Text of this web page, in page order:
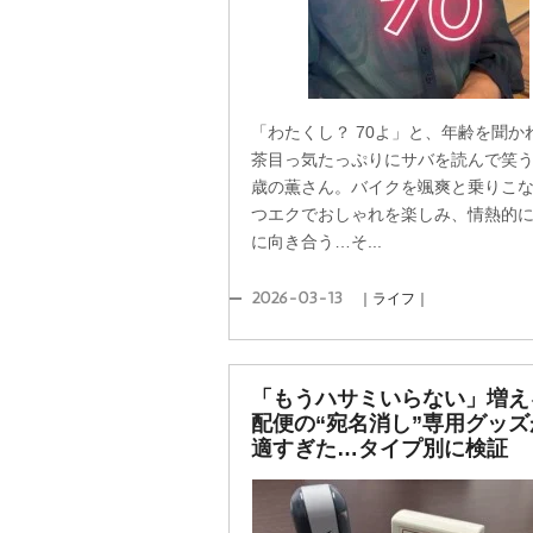
「わたくし？ 70よ」と、年齢を聞か
茶目っ気たっぷりにサバを読んで笑
歳の薫さん。バイクを颯爽と乗りこ
つエクでおしゃれを楽しみ、情熱的
に向き合う…そ...
2026-03-13 ｜ライフ｜
「もうハサミいらない」増
配便の“宛名消し”専用グッ
適すぎた…タイプ別に検証